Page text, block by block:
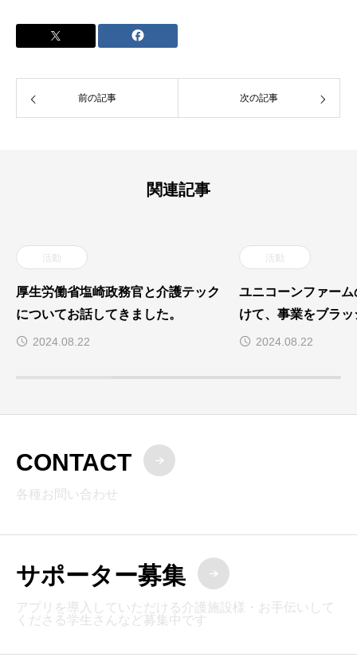
前の記事 次の記事
関連記事
活動
厚生労働省塩崎政務官と介護テック
についてお話してきました。
2024.08.22
活動
ユニコーンファー
けて、事業をブラ
2024.08.22
CONTACT
各種お問い合わせ
サポーター募集
アプリを導入していただける介護施設様・お手伝いして
くださる学生さんなど募集中です